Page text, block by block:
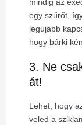
egy szűrőt,
legújabb
hogy bárki
3. Ne
át!
Lehet, hogy
veled a